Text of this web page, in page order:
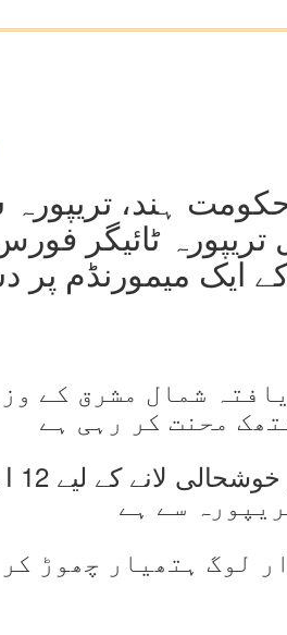
ہند، تریپورہ
ٹائیگر
ایک میمورنڈم پر
شمال مشرق کے
محنت کر رہی ہے
کے کئی معاہدوں پر دستخط کی وجہ سے تقریباً 10